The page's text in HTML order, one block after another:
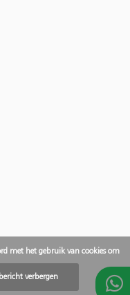
met het gebruik van cookies om
verbergen